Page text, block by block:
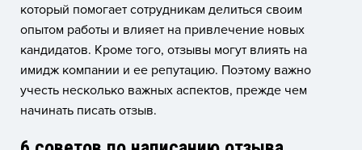
который помогает сотрудникам делиться своим
опытом работы и влияет на привлечение новых
кандидатов. Кроме того, отзывы могут влиять на
имидж компании и ее репутацию. Поэтому важно
учесть несколько важных аспектов, прежде чем
начинать писать отзыв.